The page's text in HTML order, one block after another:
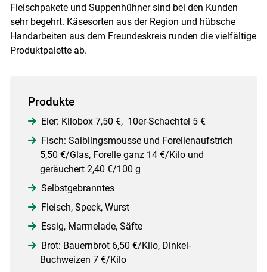
Fleischpakete und Suppenhühner sind bei den Kunden
sehr begehrt. Käsesorten aus der Region und hübsche
Handarbeiten aus dem Freundeskreis runden die vielfältige
Produktpalette ab.
Produkte
Eier: Kilobox 7,50 €, 10er-Schachtel 5 €
Fisch: Saiblingsmousse und Forellenaufstrich
5,50 €/Glas, Forelle ganz 14 €/Kilo und
geräuchert 2,40 €/100 g
Selbstgebranntes
Fleisch, Speck, Wurst
Essig, Marmelade, Säfte
Brot: Bauernbrot 6,50 €/Kilo, Dinkel-
Buchweizen 7 €/Kilo